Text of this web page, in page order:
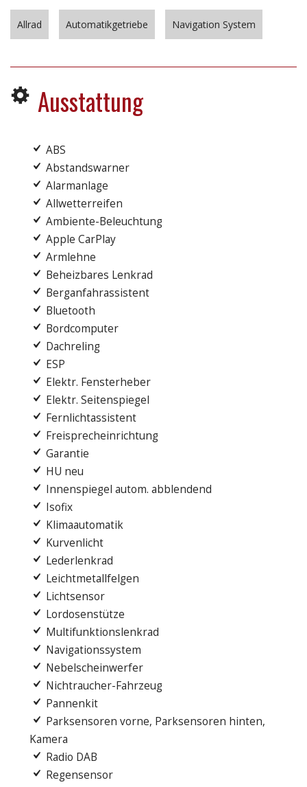
Allrad Automatikgetriebe Navigation System
Ausstattung
ABS
Abstandswarner
Alarmanlage
Allwetterreifen
Ambiente-Beleuchtung
Apple CarPlay
Armlehne
Beheizbares Lenkrad
Berganfahrassistent
Bluetooth
Bordcomputer
Dachreling
ESP
Elektr. Fensterheber
Elektr. Seitenspiegel
Fernlichtassistent
Freisprecheinrichtung
Garantie
HU neu
Innenspiegel autom. abblendend
Isofix
Klimaautomatik
Kurvenlicht
Lederlenkrad
Leichtmetallfelgen
Lichtsensor
Lordosenstütze
Multifunktionslenkrad
Navigationssystem
Nebelscheinwerfer
Nichtraucher-Fahrzeug
Pannenkit
Parksensoren vorne, Parksensoren hinten,
Kamera
Radio DAB
Regensensor